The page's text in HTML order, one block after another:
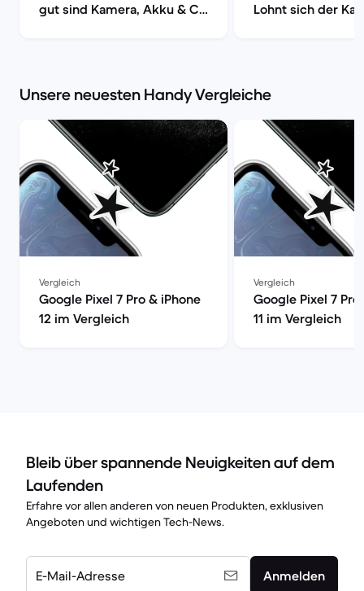
gut sind Kamera, Akku & Co
Lohnt sich der
Unsere neuesten Handy Vergleiche
Vergleich
Google Pixel 7 Pro & iPhone
12 im Vergleich
Vergleich
Google Pixel 7 Pro
11 im Vergleich
Bleib über spannende Neuigkeiten auf dem
Laufenden
Erfahre vor allen anderen von neuen Produkten, exklusiven
Angeboten und wichtigen Tech-News.
E-Mail-Adresse Anmelden